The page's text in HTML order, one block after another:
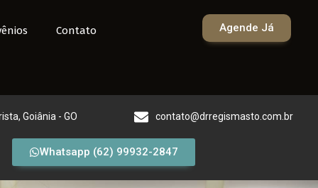
Contato Agende Já
Goiânia - GO contato@drregismasto.com.br
Whatsapp (62) 99932-2847